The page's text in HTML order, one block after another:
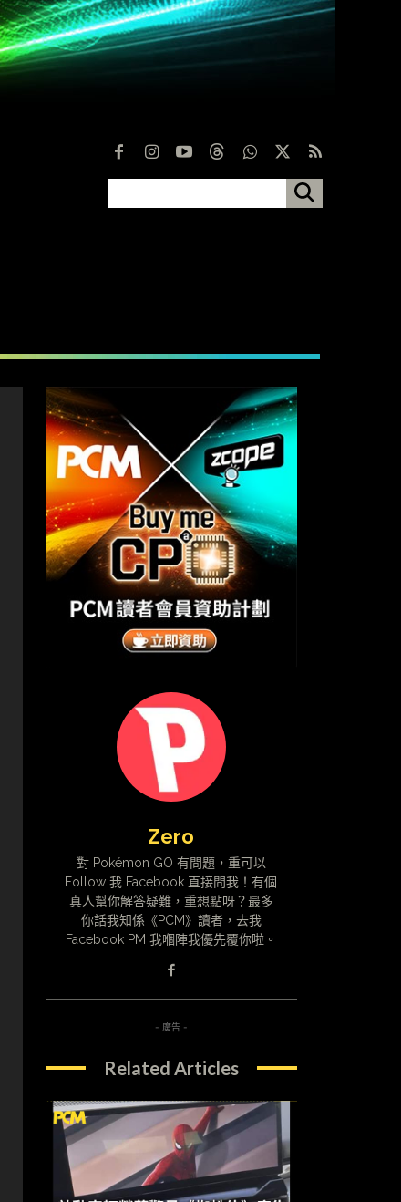
Zero
對 Pokémon GO 有問題，重可以
Follow 我 Facebook 直接問我！有個
真人幫你解答疑難，重想點呀？最多
你話我知係《PCM》讀者，去我
Facebook PM 我嗰陣我優先覆你啦。
- 廣告 -
Related Articles